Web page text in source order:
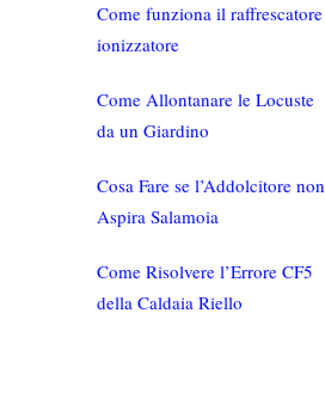
Come funziona il raffrescatore
ionizzatore
Come Allontanare le Locuste
da un Giardino
Cosa Fare se l’Addolcitore non
Aspira Salamoia
Come Risolvere l’Errore CF5
della Caldaia Riello